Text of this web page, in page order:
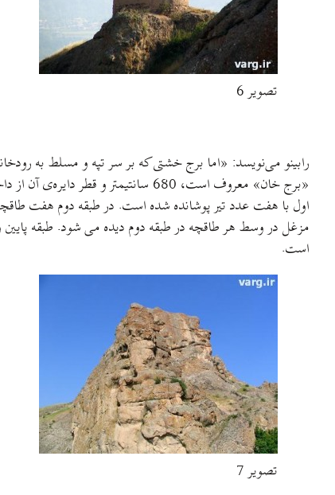
تصویر 6
رابینو می‌نویسد: «اما برج خشتی که بر سر تپه و مسلط به
است.
تصویر 7